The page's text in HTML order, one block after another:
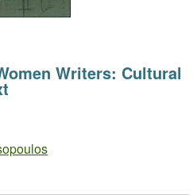
Writers: Cultural